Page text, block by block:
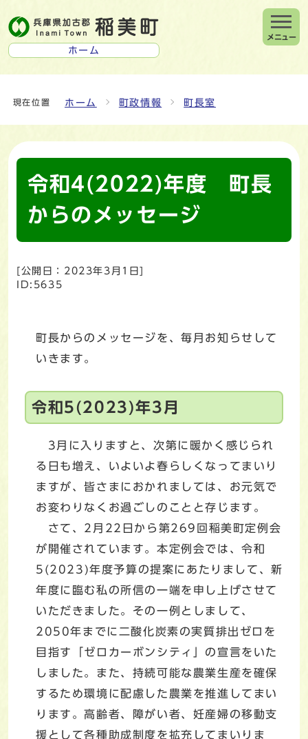
ホーム
メニュー
現在位置 ホーム 町政情報 町長室
令和4(2022)年度 町長
からのメッセージ
[公開日： 2023年3月1日]
ID:5635
町長からのメッセージを、毎月お知らせして
いきます。
令和5(2023)年3月
3月に入りますと、次第に暖かく感じられ
る日も増え、いよいよ春らしくなってまいり
ますが、皆さまにおかれましては、お元気で
お変わりなくお過ごしのことと存じます。
さて、2月22日から第269回稲美町定例会
が開催されています。本定例会では、令和
5(2023)年度予算の提案にあたりまして、新
年度に臨む私の所信の一端を申し上げさせて
いただきました。その一例としまして、
2050年までに二酸化炭素の実質排出ゼロを
目指す「ゼロカーボンシティ」の宣言をいた
しました。また、持続可能な農業生産を確保
するため環境に配慮した農業を推進してまい
ります。高齢者、障がい者、妊産婦の移動支
援として各種助成制度を拡充してまいりま